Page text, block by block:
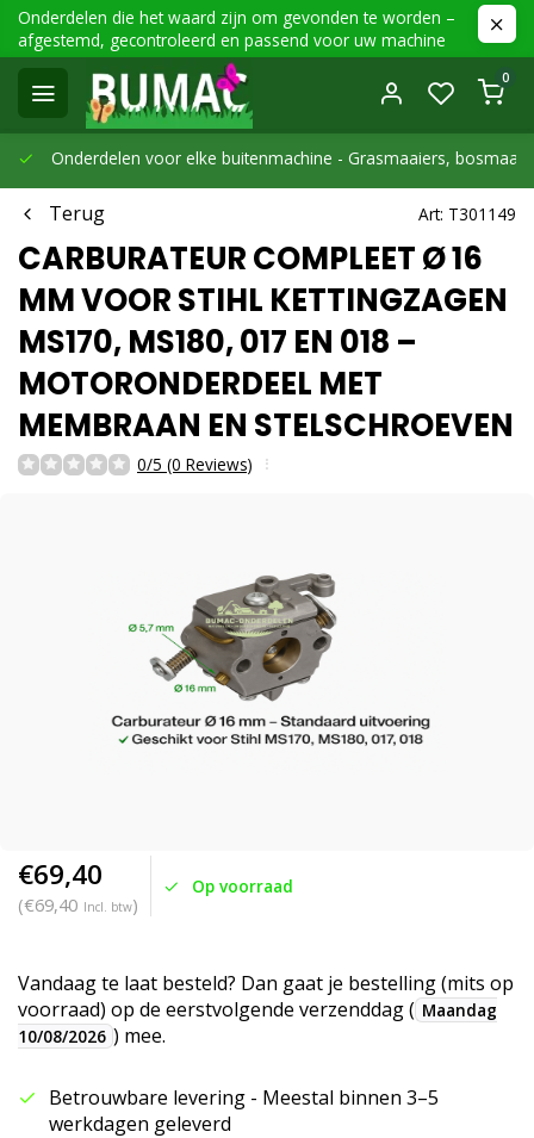
Onderdelen die het waard zijn om gevonden te worden –
afgestemd, gecontroleerd en passend voor uw machine
0
Onderdelen voor elke buitenmachine - Grasmaaiers,
Terug Art: T301149
CARBURATEUR COMPLEET Ø 16
MM VOOR STIHL KETTINGZAGEN
MS170, MS180, 017 EN 018 –
MOTORONDERDEEL MET
MEMBRAAN EN STELSCHROEVEN
0/5 (0 Reviews)
€69,40
(€69,40 Incl. btw)
Op voorraad
Vandaag te laat besteld? Dan gaat je bestelling (mits op
voorraad) op de eerstvolgende verzenddag ( Maandag
10/08/2026 ) mee.
Betrouwbare levering - Meestal binnen 3–5
werkdagen geleverd